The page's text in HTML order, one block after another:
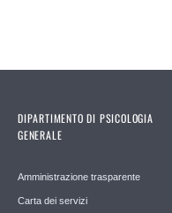
DIPARTIMENTO DI PSICOLOGIA
GENERALE
Amministrazione trasparente
Carta dei servizi